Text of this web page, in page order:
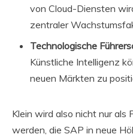
von Cloud-Diensten
zentraler
Technologische
Künstliche Intelligenz
neuen Märkten zu
Klein wird also nicht nur
werden, die SAP in neue